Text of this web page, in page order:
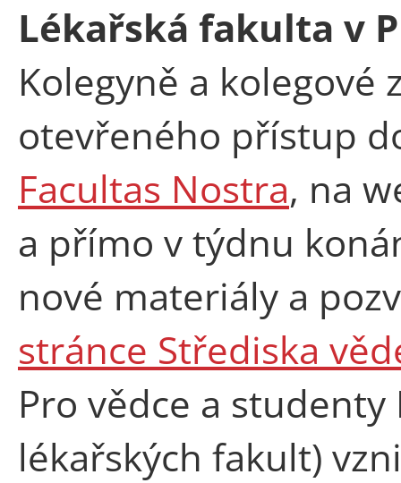
Lékařská fakulta v
Kolegyně a kolegové
otevřeného přístup
Facultas Nostra, na
a přímo v týdnu
nové materiály a
stránce Střediska
Pro vědce a
lékařských fakult)